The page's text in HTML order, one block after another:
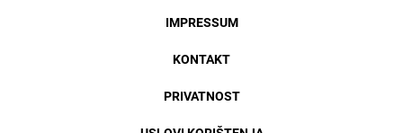
IMPRESSUM
KONTAKT
PRIVATNOST